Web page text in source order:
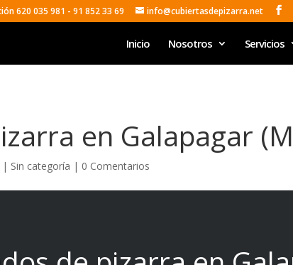
620 035 981 - 91 852 33 69 info@cubiertasdepizarra.net
Inicio Nosotros Servicios
en Galapagar
| Sin categoría | 0 Comentarios